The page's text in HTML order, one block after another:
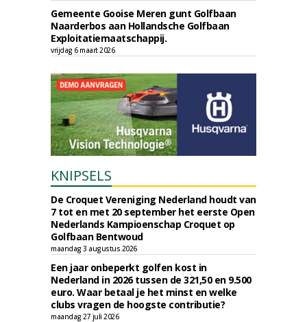
Gemeente Gooise Meren gunt Golfbaan
Naarderbos aan Hollandsche Golfbaan
Exploitatiemaatschappij.
vrijdag 6 maart 2026
KNIPSELS
De Croquet Vereniging Nederland houdt van
7 tot en met 20 september het eerste Open
Nederlands Kampioenschap Croquet op
Golfbaan Bentwoud
maandag 3 augustus 2026
Een jaar onbeperkt golfen kost in
Nederland in 2026 tussen de 321,50 en 9.500
euro. Waar betaal je het minst en welke
clubs vragen de hoogste contributie?
maandag 27 juli 2026